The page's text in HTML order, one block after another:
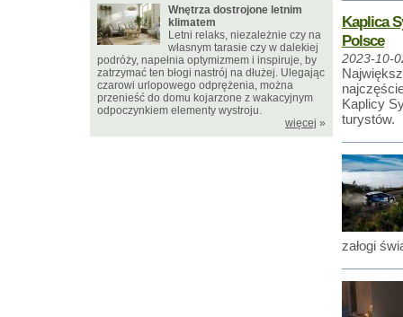
Kaplica
Polsce
2023-10-
Kaplicy
turystów.
załogi
Wnętrza dostrojone letnim
klimatem
Letni relaks, niezależnie czy na
własnym tarasie czy w dalekiej
podróży, napełnia optymizmem i inspiruje, by
zatrzymać ten błogi nastrój na dłużej. Ulegając
czarowi urlopowego odprężenia, można
przenieść do domu kojarzone z wakacyjnym
odpoczynkiem elementy wystroju.
więcej »